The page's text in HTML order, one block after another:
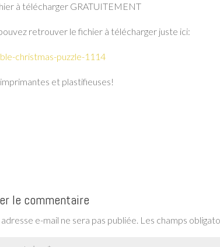
à télécharger GRATUITEMENT
retrouver le fichier à télécharger juste ici:
christmas-puzzle-1114
et plastifieuses!
le commentaire
e-mail ne sera pas publiée. Les champs